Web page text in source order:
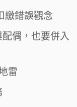
繳錯誤觀念
偶，也要併入
雷